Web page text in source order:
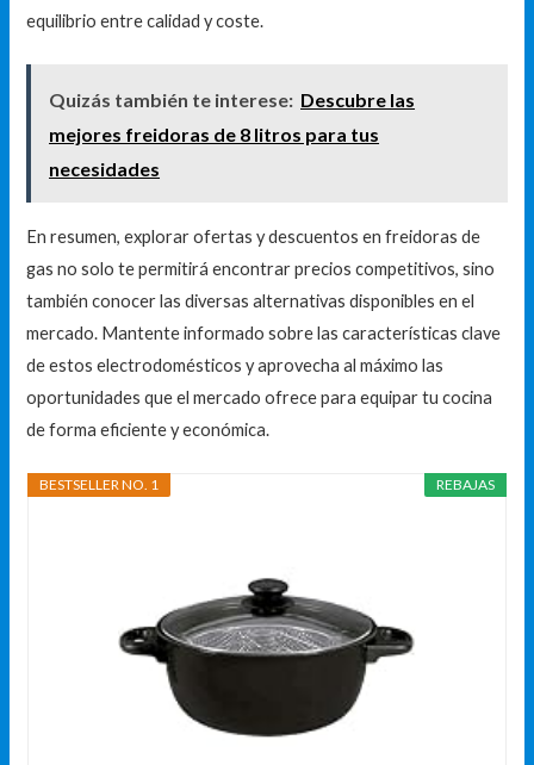
equilibrio entre calidad y coste.
Quizás también te interese: Descubre las
mejores freidoras de 8 litros para tus
necesidades
En resumen, explorar ofertas y descuentos en freidoras de
gas no solo te permitirá encontrar precios competitivos, sino
también conocer las diversas alternativas disponibles en el
mercado. Mantente informado sobre las características clave
de estos electrodomésticos y aprovecha al máximo las
oportunidades que el mercado ofrece para equipar tu cocina
de forma eficiente y económica.
REBAJAS
BESTSELLER NO. 1